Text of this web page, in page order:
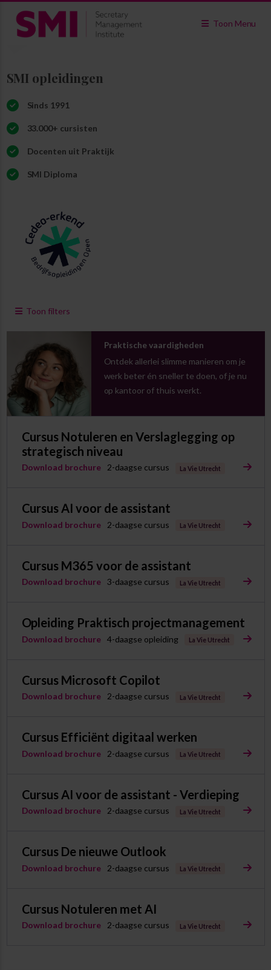
Toon Menu
SMI opleidingen
Sinds 1991
33.000+ cursisten
Docenten uit Praktijk
SMI Diploma
Toon filters
Praktische vaardigheden
Ontdek allerlei slimme manieren om je
werk beter én sneller te doen, of je nu
op kantoor of thuis werkt.
Cursus Notuleren en Verslaglegging op
strategisch niveau
Download brochure 2-daagse cursus La Vie Utrecht
Cursus AI voor de assistant
Download brochure 2-daagse cursus La Vie Utrecht
Cursus M365 voor de assistant
Download brochure 3-daagse cursus La Vie Utrecht
Opleiding Praktisch projectmanagement
Download brochure 4-daagse opleiding La Vie Utrecht
Cursus Microsoft Copilot
Download brochure 2-daagse cursus La Vie Utrecht
Cursus Efficiënt digitaal werken
Download brochure 2-daagse cursus La Vie Utrecht
Cursus AI voor de assistant - Verdieping
Download brochure 2-daagse cursus La Vie Utrecht
Cursus De nieuwe Outlook
Download brochure 2-daagse cursus La Vie Utrecht
Cursus Notuleren met AI
Download brochure 2-daagse cursus La Vie Utrecht